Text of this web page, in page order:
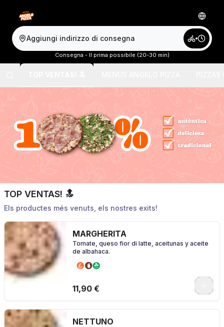
Aggiungi indirizzo di consegna
Consegna - Il prima possibile (20-30 min)
TOP VENTAS! 🔝
Els productes més venuts, els nostres exits!
MARGHERITA
Tomate, queso fior di latte, aceitunas y aceite
de albahaca.
11,90 €
NETTUNO